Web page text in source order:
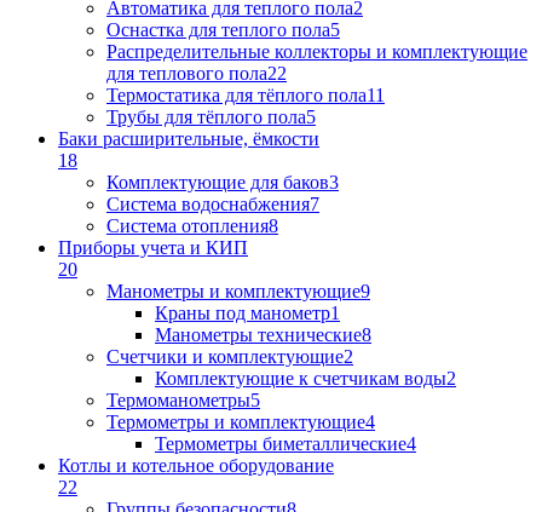
Автоматика для теплого пола2
Оснастка для теплого пола5
Распределительные коллекторы и комплектующие
для теплового пола22
Термостатика для тёплого пола11
Трубы для тёплого пола5
Баки расширительные, ёмкости
18
Комплектующие для баков3
Система водоснабжения7
Система отопления8
Приборы учета и КИП
20
Манометры и комплектующие9
Краны под манометр1
Манометры технические8
Счетчики и комплектующие2
Комплектующие к счетчикам воды2
Термоманометры5
Термометры и комплектующие4
Термометры биметаллические4
Котлы и котельное оборудование
22